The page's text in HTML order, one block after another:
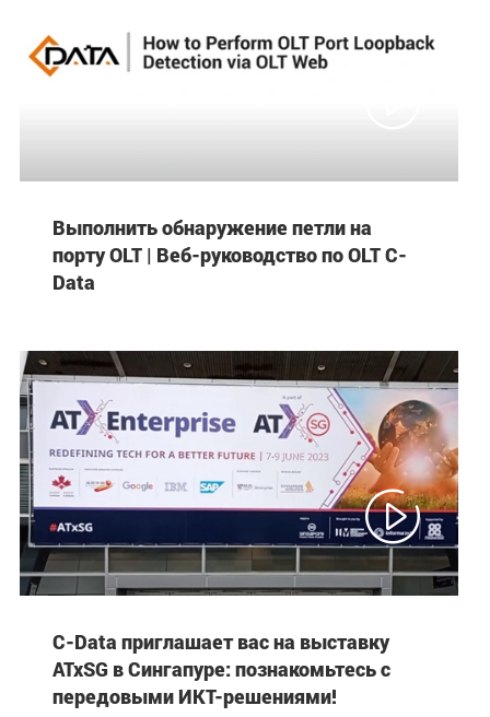
Выполнить обнаружение петли на
порту OLT | Веб-руководство по OLT C-
Data

C-Data приглашает вас на выставку
ATxSG в Сингапуре: познакомьтесь с
передовыми ИКТ-решениями!